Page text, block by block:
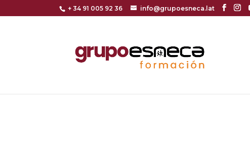
+ 34 91 005 92 36 info@grupoesneca.lat